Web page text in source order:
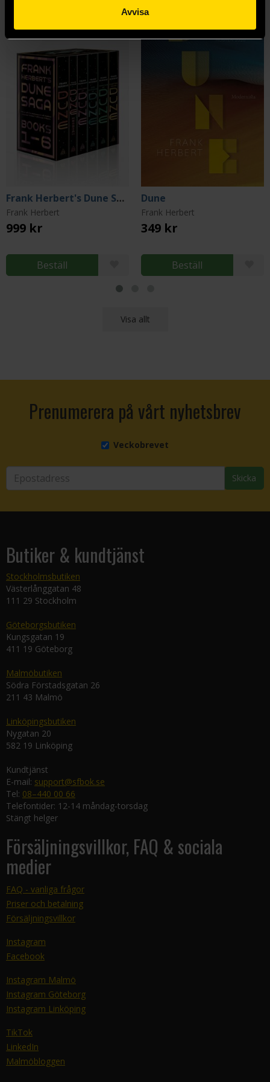
Avvisa
Frank Herbert's Dune Saga 6-Book Boxed Set
Frank Herbert
999 kr
Beställ
Dune
Frank Herbert
349 kr
Beställ
Visa allt
Prenumerera på vårt nyhetsbrev
Veckobrevet
Skicka
Butiker & kundtjänst
Stockholmsbutiken
Västerlånggatan 48
111 29 Stockholm
Göteborgsbutiken
Kungsgatan 19
411 19 Göteborg
Malmöbutiken
Södra Förstadsgatan 26
211 43 Malmö
Linköpingsbutiken
Nygatan 20
582 19 Linköping
Kundtjänst
E-mail: support@sfbok.se
Tel: 08–440 00 66
Telefontider: 12-14 måndag-torsdag
Stängt helger
Försäljningsvillkor, FAQ & sociala
medier
FAQ - vanliga frågor
Priser och betalning
Försäljningsvillkor
Instagram
Facebook
Instagram Malmö
Instagram Göteborg
Instagram Linköping
TikTok
LinkedIn
Malmöbloggen